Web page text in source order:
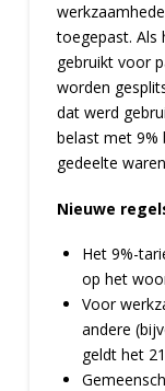
toegepast. Als
gebruikt voor
worden
dat werd
belast met 9%
gedeelte
Nieuwe
Het 9%-
op het
Voor
andere
geldt het